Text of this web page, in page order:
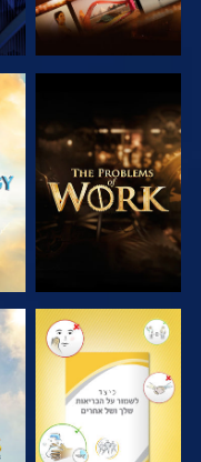
בדוק את הסדרה
צפה